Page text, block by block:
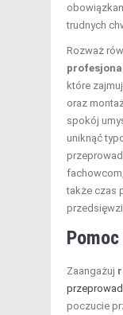
trudnych
Rozważ
które
oraz
spokój
uniknąć
także czas
Zaangażuj
poczucie